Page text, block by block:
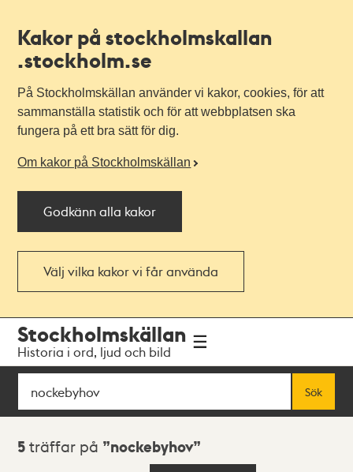
Kakor på stockholmskallan
.stockholm.se
På Stockholmskällan använder vi kakor, cookies, för att
sammanställa statistik och för att webbplatsen ska
fungera på ett bra sätt för dig.
Om kakor på Stockholmskällan
Godkänn alla kakor
Välj vilka kakor vi får använda
navigationen
huvudinnehållet
Stockholmskällan
Historia i ord, ljud och bild
Sök
Sök
Sökresultat
5 träffar på nockebyhov